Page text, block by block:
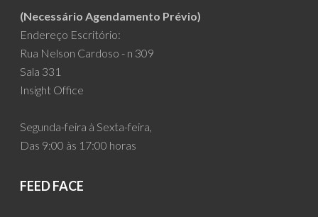
(Necessário Agendamento Prévio)
Endereço Escritório:
Rua Nelson Cardoso - n 309
Sala 331
Insight Office
Segunda-feira à Sexta-feira,
Das 9:00 às 17:00 horas
FEED FACE